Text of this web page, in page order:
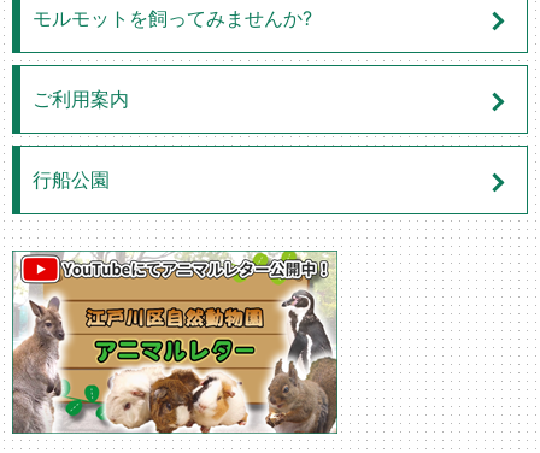
モルモットを飼ってみませんか?
ご利用案内
行船公園